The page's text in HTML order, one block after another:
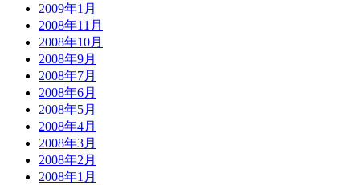
2009年1月
2008年11月
2008年10月
2008年9月
2008年7月
2008年6月
2008年5月
2008年4月
2008年3月
2008年2月
2008年1月